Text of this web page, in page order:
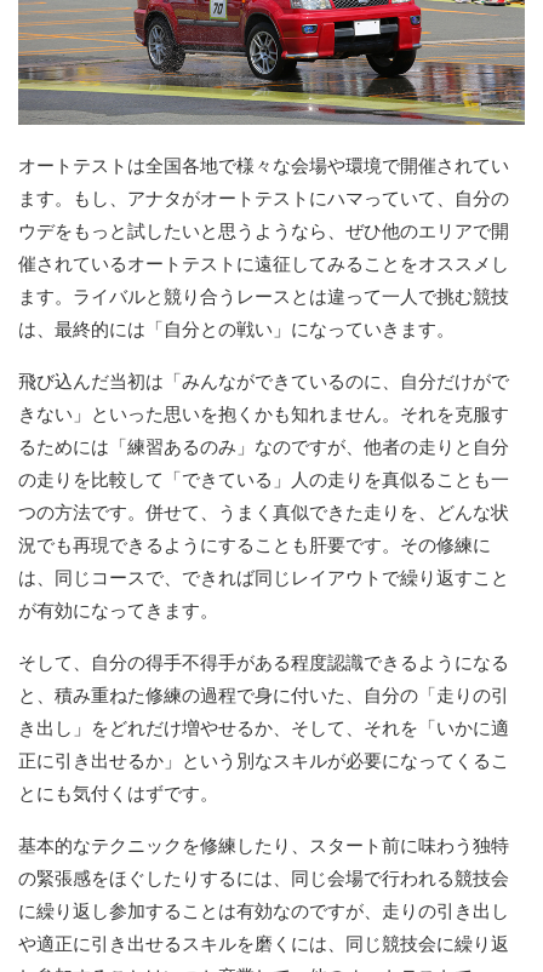
オートテストは全国各地で様々な会場や環境で開催されてい
ます。もし、アナタがオートテストにハマっていて、自分の
ウデをもっと試したいと思うようなら、ぜひ他のエリアで開
催されているオートテストに遠征してみることをオススメし
ます。ライバルと競り合うレースとは違って一人で挑む競技
は、最終的には「自分との戦い」になっていきます。
飛び込んだ当初は「みんなができているのに、自分だけがで
きない」といった思いを抱くかも知れません。それを克服す
るためには「練習あるのみ」なのですが、他者の走りと自分
の走りを比較して「できている」人の走りを真似ることも一
つの方法です。併せて、うまく真似できた走りを、どんな状
況でも再現できるようにすることも肝要です。その修練に
は、同じコースで、できれば同じレイアウトで繰り返すこと
が有効になってきます。
そして、自分の得手不得手がある程度認識できるようになる
と、積み重ねた修練の過程で身に付いた、自分の「走りの引
き出し」をどれだけ増やせるか、そして、それを「いかに適
正に引き出せるか」という別なスキルが必要になってくるこ
とにも気付くはずです。
基本的なテクニックを修練したり、スタート前に味わう独特
の緊張感をほぐしたりするには、同じ会場で行われる競技会
に繰り返し参加することは有効なのですが、走りの引き出し
や適正に引き出せるスキルを磨くには、同じ競技会に繰り返